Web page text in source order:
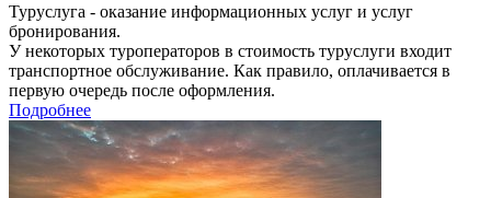
Туруслуга - оказание информационных услуг и услуг
бронирования.
У некоторых туроператоров в стоимость туруслуги входит
транспортное обслуживание. Как правило, оплачивается в
первую очередь после оформления.
Подробнее